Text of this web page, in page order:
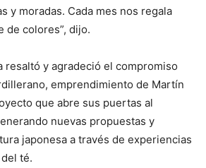
y moradas. Cada mes nos regala
de colores”, dijo.
resaltó y agradeció el compromiso
emprendimiento de Martín
que abre sus puertas al
nuevas propuestas y
japonesa a través de experiencias
té.